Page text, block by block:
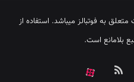
به فوتبالز میباشد. استفاده از
بلامانع است.
تلگرام خوراک